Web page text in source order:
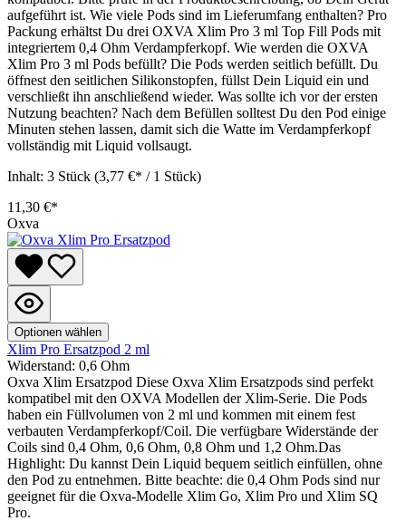
aufgeführt ist. Wie viele Pods sind im Lieferumfang enthalten? Pro
Packung erhältst Du drei OXVA Xlim Pro 3 ml Top Fill Pods mit
integriertem 0,4 Ohm Verdampferkopf. Wie werden die OXVA
Xlim Pro 3 ml Pods befüllt? Die Pods werden seitlich befüllt. Du
öffnest den seitlichen Silikonstopfen, füllst Dein Liquid ein und
verschließt ihn anschließend wieder. Was sollte ich vor der ersten
Nutzung beachten? Nach dem Befüllen solltest Du den Pod einige
Minuten stehen lassen, damit sich die Watte im Verdampferkopf
vollständig mit Liquid vollsaugt.
Inhalt: 3 Stück (3,77 €* / 1 Stück)
11,30 €*
Oxva
Optionen wählen
Xlim Pro Ersatzpod 2 ml
Widerstand: 0,6 Ohm
Oxva Xlim Ersatzpod Diese Oxva Xlim Ersatzpods sind perfekt
kompatibel mit den OXVA Modellen der Xlim-Serie. Die Pods
haben ein Füllvolumen von 2 ml und kommen mit einem fest
verbauten Verdampferkopf/Coil. Die verfügbare Widerstände der
Coils sind 0,4 Ohm, 0,6 Ohm, 0,8 Ohm und 1,2 Ohm.Das
Highlight: Du kannst Dein Liquid bequem seitlich einfüllen, ohne
den Pod zu entnehmen. Bitte beachte: die 0,4 Ohm Pods sind nur
geeignet für die Oxva-Modelle Xlim Go, Xlim Pro und Xlim SQ
Pro.